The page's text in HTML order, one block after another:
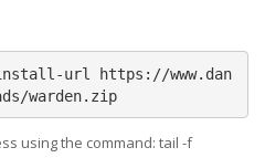
url https://www.dan
warden.zip
using the command: tail -f